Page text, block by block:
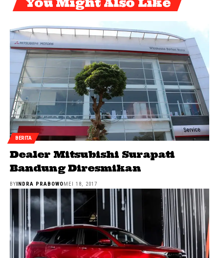
BERITA
Dealer Mitsubishi Surapati
Bandung Diresmikan
BYINDRA PRABOWOMEI 18, 2017